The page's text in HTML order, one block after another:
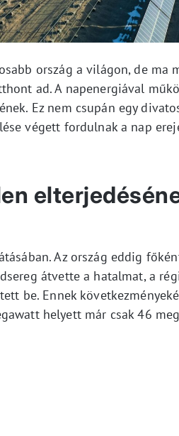
ország a világon, de ma
ad. A napenergiával
Ez nem csupán egy
végett fordulnak a nap
Az ország eddig
átvette a hatalmat, a
be. Ennek
helyett már csak 46